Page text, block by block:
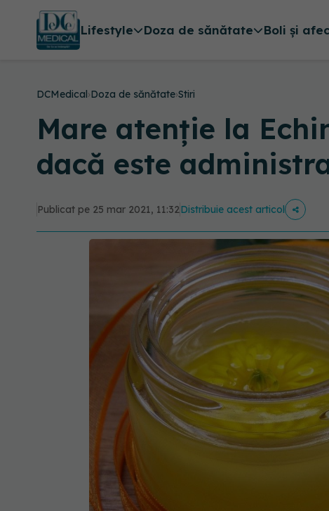
Lifestyle Doza de sănătate Boli și
DCMedical›Doza de sănătate›Stiri
Mare atenție la
dacă este
Publicat pe 25 mar 2021, 11:32Distribuie acest articol